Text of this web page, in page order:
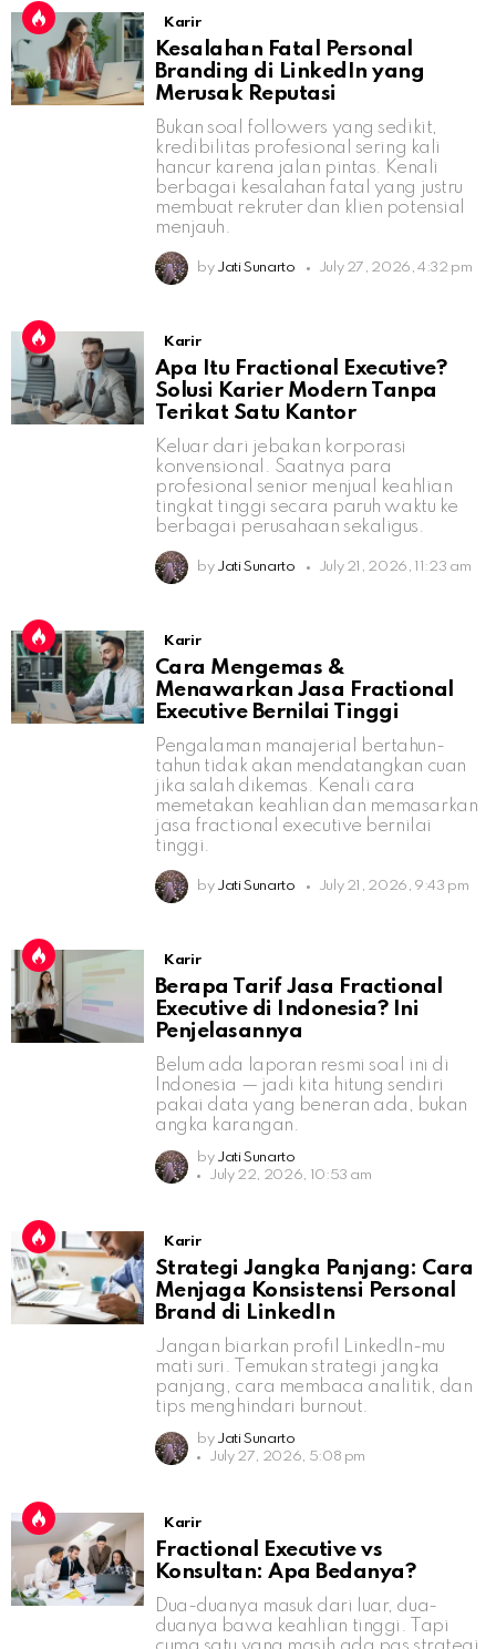
Karir
Kesalahan Fatal Personal
Branding di LinkedIn yang
Merusak Reputasi
Bukan soal followers yang sedikit,
kredibilitas profesional sering kali
hancur karena jalan pintas. Kenali
berbagai kesalahan fatal yang justru
membuat rekruter dan klien potensial
menjauh.
by Jati Sunarto July 27, 2026, 4:32 pm
Karir
Apa Itu Fractional Executive?
Solusi Karier Modern Tanpa
Terikat Satu Kantor
Keluar dari jebakan korporasi
konvensional. Saatnya para
profesional senior menjual keahlian
tingkat tinggi secara paruh waktu ke
berbagai perusahaan sekaligus.
by Jati Sunarto July 21, 2026, 11:23 am
Karir
Cara Mengemas &
Menawarkan Jasa Fractional
Executive Bernilai Tinggi
Pengalaman manajerial bertahun-
tahun tidak akan mendatangkan cuan
jika salah dikemas. Kenali cara
memetakan keahlian dan memasarkan
jasa fractional executive bernilai
tinggi.
by Jati Sunarto July 21, 2026, 9:43 pm
Karir
Berapa Tarif Jasa Fractional
Executive di Indonesia? Ini
Penjelasannya
Belum ada laporan resmi soal ini di
Indonesia — jadi kita hitung sendiri
pakai data yang beneran ada, bukan
angka karangan.
by Jati Sunarto
July 22, 2026, 10:53 am
Karir
Strategi Jangka Panjang: Cara
Menjaga Konsistensi Personal
Brand di LinkedIn
Jangan biarkan profil LinkedIn-mu
mati suri. Temukan strategi jangka
panjang, cara membaca analitik, dan
tips menghindari burnout.
by Jati Sunarto
July 27, 2026, 5:08 pm
Karir
Fractional Executive vs
Konsultan: Apa Bedanya?
Dua-duanya masuk dari luar, dua-
duanya bawa keahlian tinggi. Tapi